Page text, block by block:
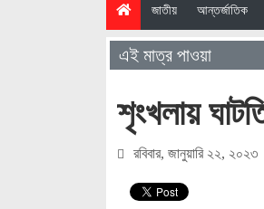
(current)
জাতীয় আন্তর্জাতিক
এই মাত্র পাওয়া
শৃংখলায়
রবিবার, জানুয়ারি ২২, ২০২৩